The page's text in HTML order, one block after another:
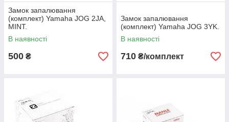
Замок запалювання
(комплект) Yamaha JOG 2JA,
MINT.
В наявності
500 ₴
Замок запалювання
(комплект) Yamaha JOG 3YK.
В наявності
710 ₴/комплект